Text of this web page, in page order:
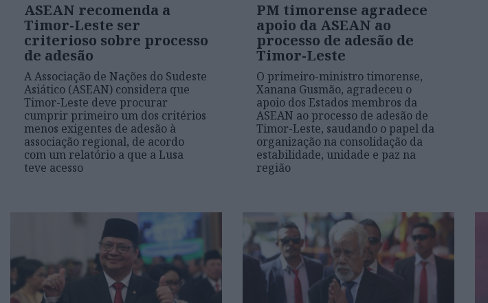
ASEAN recomenda a
Timor-Leste ser
criterioso sobre processo
de adesão
A Associação de Nações do Sudeste
Asiático (ASEAN) considera que
Timor-Leste deve procurar
cumprir primeiro um dos critérios
menos exigentes de adesão à
associação regional, de acordo
com um relatório a que a Lusa
teve acesso
PM timorense agradece
apoio da ASEAN ao
processo de adesão de
Timor-Leste
O primeiro-ministro timorense,
Xanana Gusmão, agradeceu o
apoio dos Estados membros da
ASEAN ao processo de adesão de
Timor-Leste, saudando o papel da
organização na consolidação da
estabilidade, unidade e paz na
região